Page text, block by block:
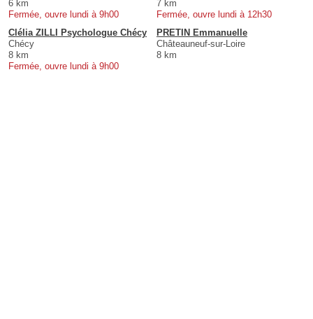
6 km
Fermée, ouvre lundi à 9h00
7 km
Fermée, ouvre lundi à 12h30
Clélia ZILLI Psychologue Chécy
Chécy
8 km
Fermée, ouvre lundi à 9h00
PRETIN Emmanuelle
Châteauneuf-sur-Loire
8 km